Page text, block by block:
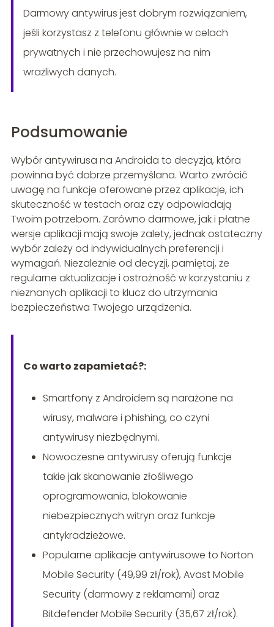
Darmowy antywirus jest dobrym rozwiązaniem,
jeśli korzystasz z telefonu głównie w celach
prywatnych i nie przechowujesz na nim
wrażliwych danych.
Podsumowanie
Wybór antywirusa na Androida to decyzja, która
powinna być dobrze przemyślana. Warto zwrócić
uwagę na funkcje oferowane przez aplikacje, ich
skuteczność w testach oraz czy odpowiadają
Twoim potrzebom. Zarówno darmowe, jak i płatne
wersje aplikacji mają swoje zalety, jednak ostateczny
wybór zależy od indywidualnych preferencji i
wymagań. Niezależnie od decyzji, pamiętaj, że
regularne aktualizacje i ostrożność w korzystaniu z
nieznanych aplikacji to klucz do utrzymania
bezpieczeństwa Twojego urządzenia.
Co warto zapamietać?:
Smartfony z Androidem są narażone na
wirusy, malware i phishing, co czyni
antywirusy niezbędnymi.
Nowoczesne antywirusy oferują funkcje
takie jak skanowanie złośliwego
oprogramowania, blokowanie
niebezpiecznych witryn oraz funkcje
antykradzieżowe.
Popularne aplikacje antywirusowe to Norton
Mobile Security (49,99 zł/rok), Avast Mobile
Security (darmowy z reklamami) oraz
Bitdefender Mobile Security (35,67 zł/rok).